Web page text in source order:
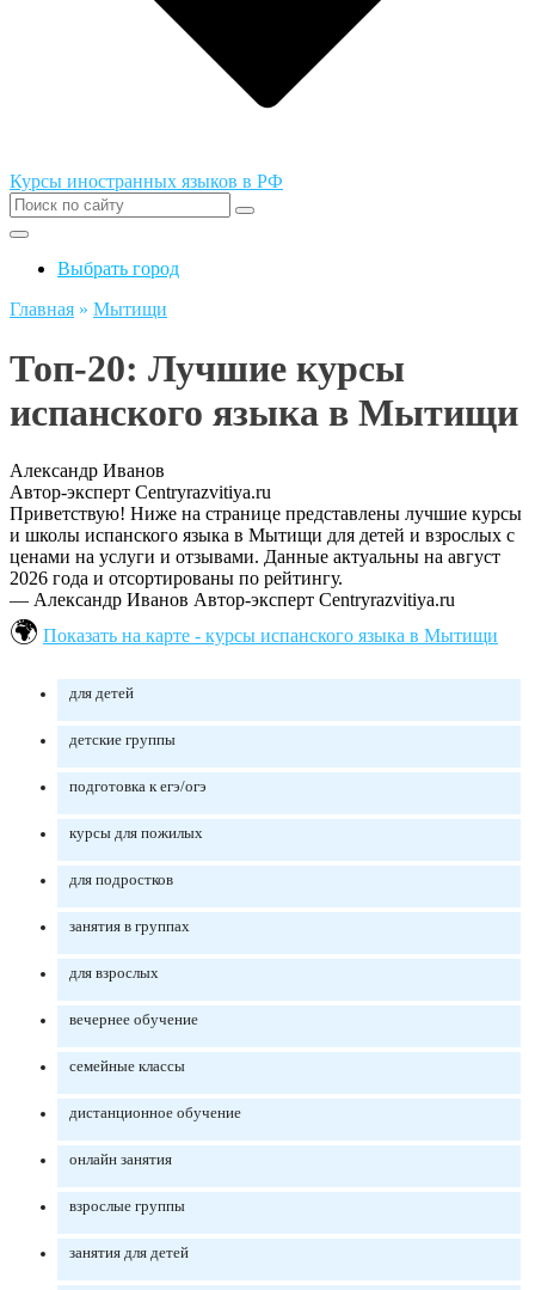
Курсы иностранных языков в РФ
Выбрать город
Главная » Мытищи
Топ-20: Лучшие курсы
испанского языка в Мытищи
Александр Иванов
Автор-эксперт Centryrazvitiya.ru
Приветствую! Ниже на странице представлены лучшие курсы
и школы испанского языка в Мытищи для детей и взрослых с
ценами на услуги и отзывами. Данные актуальны на август
2026 года и отсортированы по рейтингу.
— Александр Иванов Автор-эксперт Centryrazvitiya.ru
Показать на карте - курсы испанского языка в Мытищи
для детей
детские группы
подготовка к егэ/огэ
курсы для пожилых
для подростков
занятия в группах
для взрослых
вечернее обучение
семейные классы
дистанционное обучение
онлайн занятия
взрослые группы
занятия для детей